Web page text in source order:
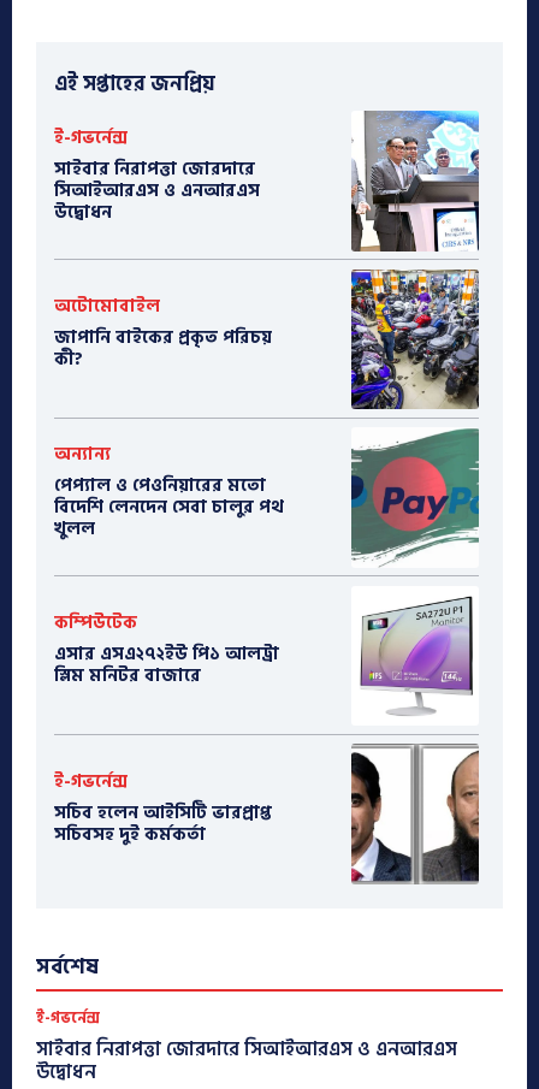
এই সপ্তাহের জনপ্রিয়
ই-গভর্নেন্স
সাইবার নিরাপত্তা জোরদারে
সিআইআরএস ও এনআরএস
উদ্বোধন
অটোমোবাইল
​জাপানি বাইকের প্রকৃত পরিচয়
কী?
অন্যান্য
পেপ্যাল ও পেওনিয়ারের মতো
বিদেশি লেনদেন সেবা চালুর পথ
খুলল
কম্পিউটেক
এসার এসএ২৭২ইউ পি১ আলট্রা
স্লিম মনিটর বাজারে
ই-গভর্নেন্স
সচিব হলেন আইসিটি ভারপ্রাপ্ত
সচিবসহ দুই কর্মকর্তা
সর্বশেষ
ই-গভর্নেন্স
সাইবার নিরাপত্তা জোরদারে সিআইআরএস ও এনআরএস
উদ্বোধন